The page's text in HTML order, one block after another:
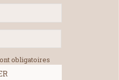
obligatoires